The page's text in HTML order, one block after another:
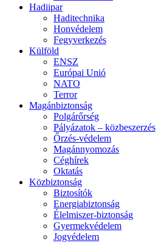
Hadiipar
Haditechnika
Honvédelem
Fegyverkezés
Külföld
ENSZ
Európai Unió
NATO
Terror
Magánbiztonság
Polgárőrség
Pályázatok – közbeszerzés
Őrzés-védelem
Magánnyomozás
Céghírek
Oktatás
Közbiztonság
Biztosítók
Energiabiztonság
Élelmiszer-biztonság
Gyermekvédelem
Jogvédelem